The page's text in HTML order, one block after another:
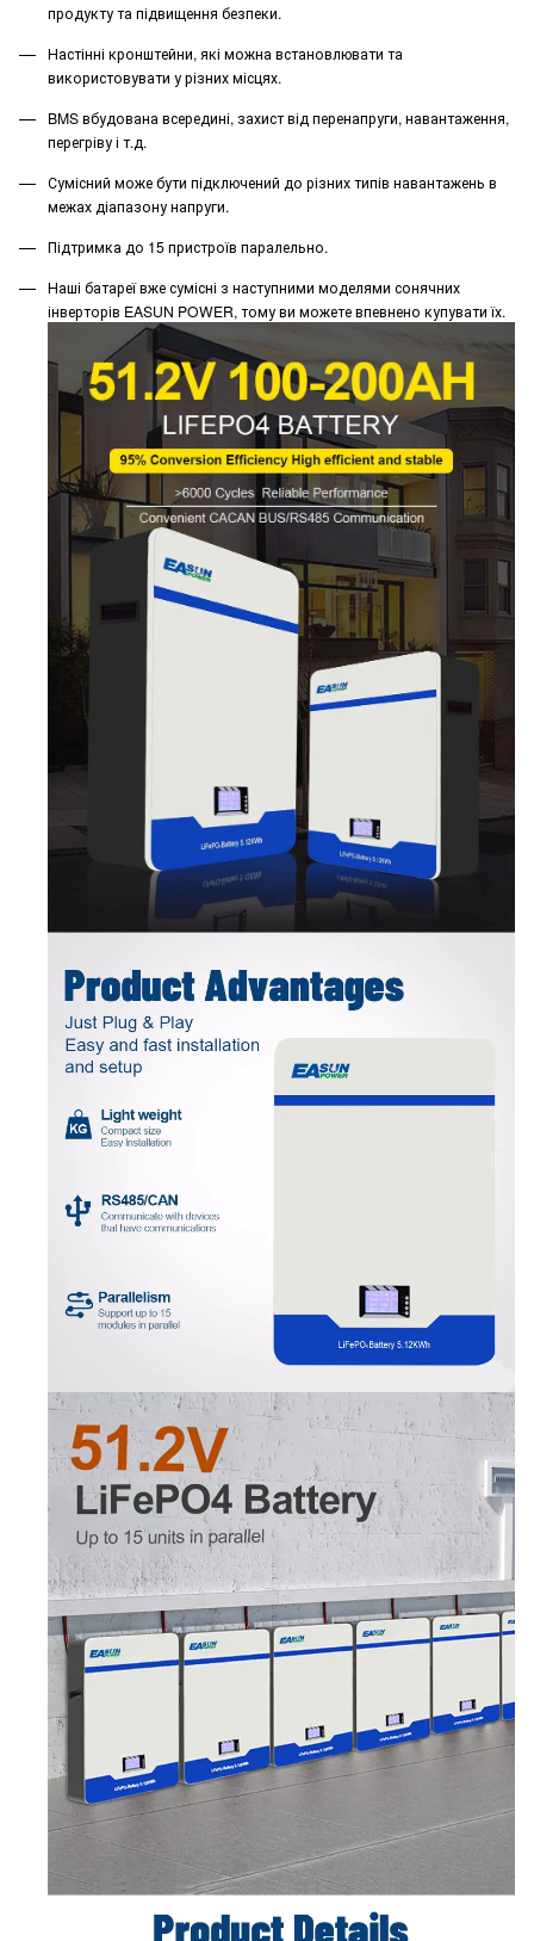
продукту та підвищення безпеки.
Настінні кронштейни, які можна встановлювати та
використовувати у різних місцях.
BMS вбудована всередині, захист від перенапруги, навантаження,
перегріву і т.д.
Сумісний може бути підключений до різних типів навантажень в
межах діапазону напруги.
Підтримка до 15 пристроїв паралельно.
Наші батареї вже сумісні з наступними моделями сонячних
інверторів EASUN POWER, тому ви можете впевнено купувати їх.